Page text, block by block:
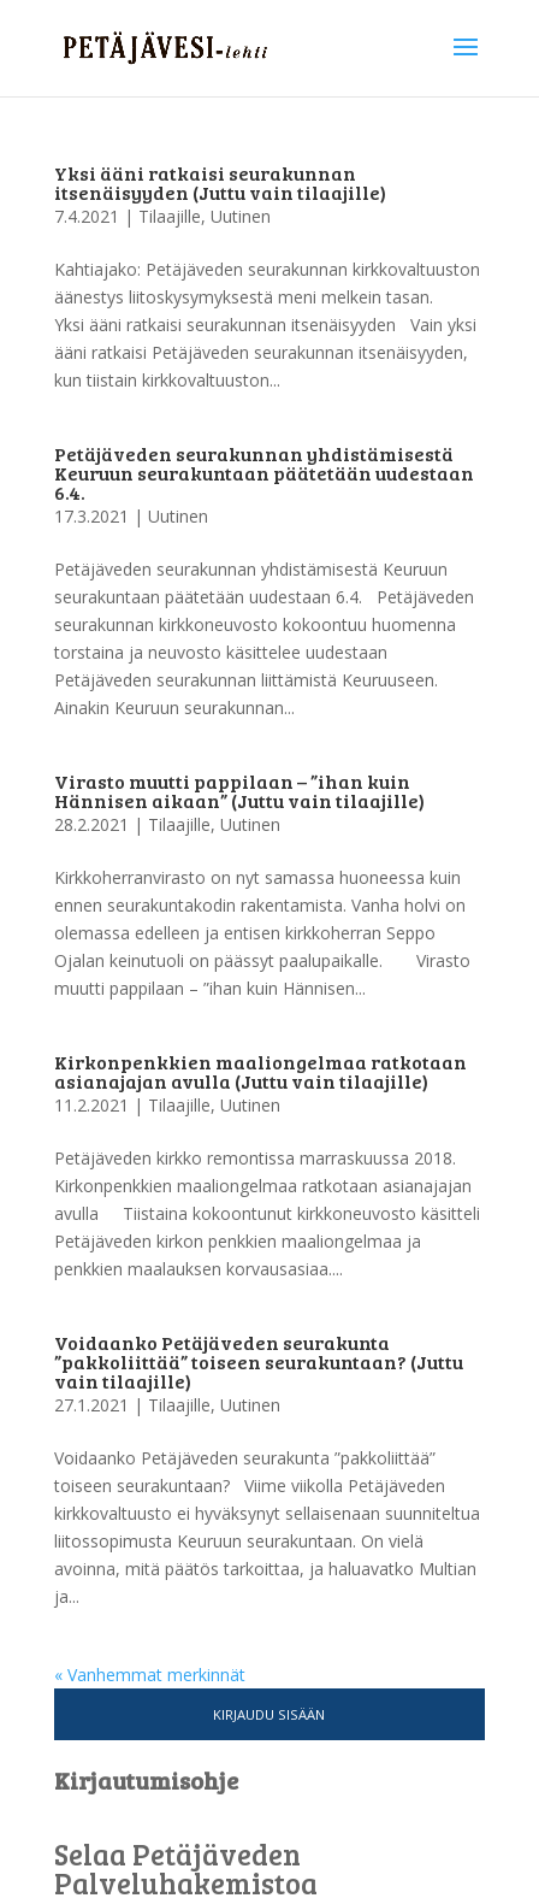
Yksi ääni ratkaisi seurakunnan
itsenäisyyden (Juttu vain tilaajille)
7.4.2021 | Tilaajille, Uutinen
Kahtiajako: Petäjäveden seurakunnan kirkkovaltuuston
äänestys liitoskysymyksestä meni melkein tasan.
Yksi ääni ratkaisi seurakunnan itsenäisyyden Vain yksi
ääni ratkaisi Petäjäveden seurakunnan itsenäisyyden,
kun tiistain kirkkovaltuuston...
Petäjäveden seurakunnan yhdistämisestä
Keuruun seurakuntaan päätetään uudestaan
6.4.
17.3.2021 | Uutinen
Petäjäveden seurakunnan yhdistämisestä Keuruun
seurakuntaan päätetään uudestaan 6.4. Petäjäveden
seurakunnan kirkkoneuvosto kokoontuu huomenna
torstaina ja neuvosto käsittelee uudestaan
Petäjäveden seurakunnan liittämistä Keuruuseen.
Ainakin Keuruun seurakunnan...
Virasto muutti pappilaan – ”ihan kuin
Hännisen aikaan” (Juttu vain tilaajille)
28.2.2021 | Tilaajille, Uutinen
Kirkkoherranvirasto on nyt samassa huoneessa kuin
ennen seurakuntakodin rakentamista. Vanha holvi on
olemassa edelleen ja entisen kirkkoherran Seppo
Ojalan keinutuoli on päässyt paalupaikalle. Virasto
muutti pappilaan – ”ihan kuin Hännisen...
Kirkonpenkkien maaliongelmaa ratkotaan
asianajajan avulla (Juttu vain tilaajille)
11.2.2021 | Tilaajille, Uutinen
Petäjäveden kirkko remontissa marraskuussa 2018.
Kirkonpenkkien maaliongelmaa ratkotaan asianajajan
avulla Tiistaina kokoontunut kirkkoneuvosto käsitteli
Petäjäveden kirkon penkkien maaliongelmaa ja
penkkien maalauksen korvausasiaa....
Voidaanko Petäjäveden seurakunta
”pakkoliittää” toiseen seurakuntaan? (Juttu
vain tilaajille)
27.1.2021 | Tilaajille, Uutinen
Voidaanko Petäjäveden seurakunta ”pakkoliittää”
toiseen seurakuntaan? Viime viikolla Petäjäveden
kirkkovaltuusto ei hyväksynyt sellaisenaan suunniteltua
liitossopimusta Keuruun seurakuntaan. On vielä
avoinna, mitä päätös tarkoittaa, ja haluavatko Multian
ja...
« Vanhemmat merkinnät
KIRJAUDU SISÄÄN
Kirjautumisohje
Selaa Petäjäveden
Palveluhakemistoa